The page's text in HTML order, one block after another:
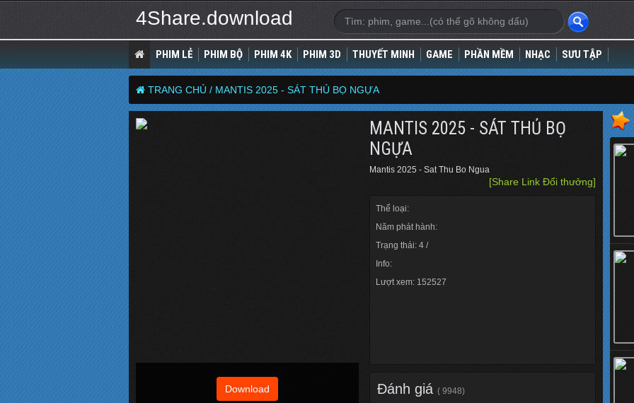
4Share.download
PHIM LẺ PHIM BỘ PHIM 4K PHIM 3D THUYẾT MINH GAME PHẦN MỀM NHẠC SƯU TẬP
TRANG CHỦ / MANTIS 2025 - SÁT THỦ BỌ NGỰA
Download
MANTIS 2025 - SÁT THỦ BỌ
NGỰA
Mantis 2025 - Sat Thu Bo Ngua
[Share Link Đổi thưởng]
Thể loại:
Năm phát hành:
Trạng thái: 4 /
Info:
Lượt xem: 152527
Đánh giá ( 9948)